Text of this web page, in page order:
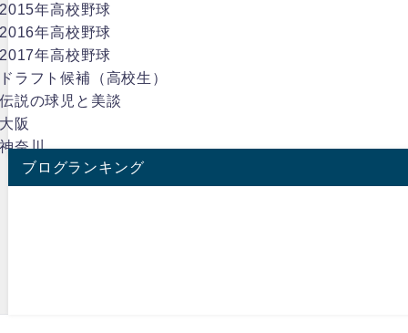
年高校野球
年高校野球
年高校野球
ラフト候補（高校生）
説の球児と美談
阪
奈川
ブログランキング